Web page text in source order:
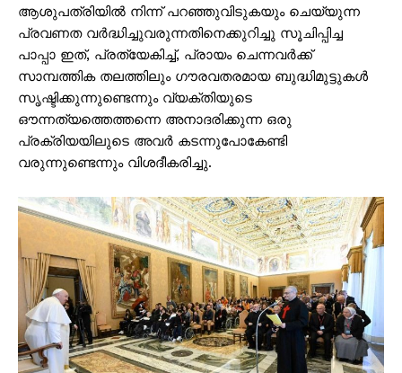
ആശുപത്രിയിൽ നിന്ന് പറഞ്ഞുവിടുകയും ചെയ്യുന്ന
പ്രവണത വർദ്ധിച്ചുവരുന്നതിനെക്കുറിച്ചു സൂചിപ്പിച്ച
പാപ്പാ ഇത്, പ്രത്യേകിച്ച്, പ്രായം ചെന്നവർക്ക്
സാമ്പത്തിക തലത്തിലും ഗൗരവതരമായ ബുദ്ധിമുട്ടുകൾ
സൃഷ്ടിക്കുന്നുണ്ടെന്നും വ്യക്തിയുടെ
ഔന്നത്യത്തെത്തന്നെ അനാദരിക്കുന്ന ഒരു
പ്രക്രിയയിലുടെ അവർ കടന്നുപോകേണ്ടി
വരുന്നുണ്ടെന്നും വിശദീകരിച്ചു.